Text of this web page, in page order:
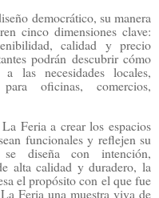
democrático, su manera
cinco dimensiones clave:
calidad y precio
podrán descubrir cómo
las necesidades locales,
oficinas, comercios,
Feria a crear los espacios
funcionales y reflejen su
diseña con intención,
alta calidad y duradero, la
el propósito con el que fue
Feria una muestra viva de